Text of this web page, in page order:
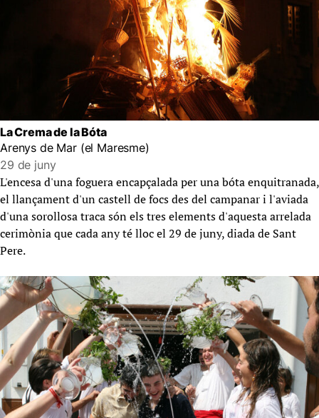
La Crema de la Bóta
Arenys de Mar (el Maresme)
29 de juny
L'encesa d'una foguera encapçalada per una bóta enquitranada,
el llançament d'un castell de focs des del campanar i l'aviada
d'una sorollosa traca són els tres elements d'aquesta arrelada
cerimònia que cada any té lloc el 29 de juny, diada de Sant
Pere.